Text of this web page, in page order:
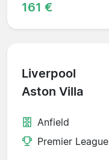
161 €
Liverpool
Aston Villa
Anfield
Premier League